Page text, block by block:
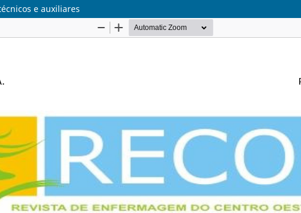
e auxiliares